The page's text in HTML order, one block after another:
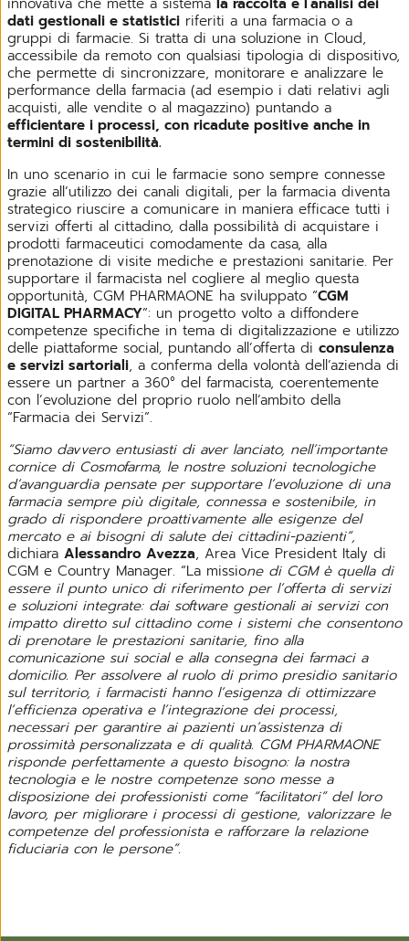
dati gestionali e statistici riferiti a una farmacia o a
gruppi di farmacie. Si tratta di una soluzione in Cloud,
accessibile da remoto con qualsiasi tipologia di dispositivo,
che permette di sincronizzare, monitorare e analizzare le
performance della farmacia (ad esempio i dati relativi agli
acquisti, alle vendite o al magazzino) puntando a
efficientare i processi, con ricadute positive anche in
termini di sostenibilità.
In uno scenario in cui le farmacie sono sempre connesse
grazie all’utilizzo dei canali digitali, per la farmacia diventa
strategico riuscire a comunicare in maniera efficace tutti i
servizi offerti al cittadino, dalla possibilità di acquistare i
prodotti farmaceutici comodamente da casa, alla
prenotazione di visite mediche e prestazioni sanitarie. Per
supportare il farmacista nel cogliere al meglio questa
opportunità, CGM PHARMAONE ha sviluppato “CGM
DIGITAL PHARMACY”: un progetto volto a diffondere
competenze specifiche in tema di digitalizzazione e utilizzo
delle piattaforme social, puntando all’offerta di consulenza
e servizi sartoriali, a conferma della volontà dell’azienda di
essere un partner a 360° del farmacista, coerentemente
con l’evoluzione del proprio ruolo nell’ambito della
“Farmacia dei Servizi”.
“Siamo davvero entusiasti di aver lanciato, nell’importante
cornice di Cosmofarma, le nostre soluzioni tecnologiche
d’avanguardia pensate per supportare l’evoluzione di una
farmacia sempre più digitale, connessa e sostenibile, in
grado di rispondere proattivamente alle esigenze del
mercato e ai bisogni di salute dei cittadini-pazienti”,
dichiara Alessandro Avezza, Area Vice President Italy di
CGM e Country Manager. “La missione di CGM è quella di
essere il punto unico di riferimento per l’offerta di servizi
e soluzioni integrate: dai software gestionali ai servizi con
impatto diretto sul cittadino come i sistemi che consentono
di prenotare le prestazioni sanitarie, fino alla
comunicazione sui social e alla consegna dei farmaci a
domicilio. Per assolvere al ruolo di primo presidio sanitario
sul territorio, i farmacisti hanno l’esigenza di ottimizzare
l’efficienza operativa e l’integrazione dei processi,
necessari per garantire ai pazienti un’assistenza di
prossimità personalizzata e di qualità. CGM PHARMAONE
risponde perfettamente a questo bisogno: la nostra
tecnologia e le nostre competenze sono messe a
disposizione dei professionisti come “facilitatori” del loro
lavoro, per migliorare i processi di gestione, valorizzare le
competenze del professionista e rafforzare la relazione
fiduciaria con le persone”.